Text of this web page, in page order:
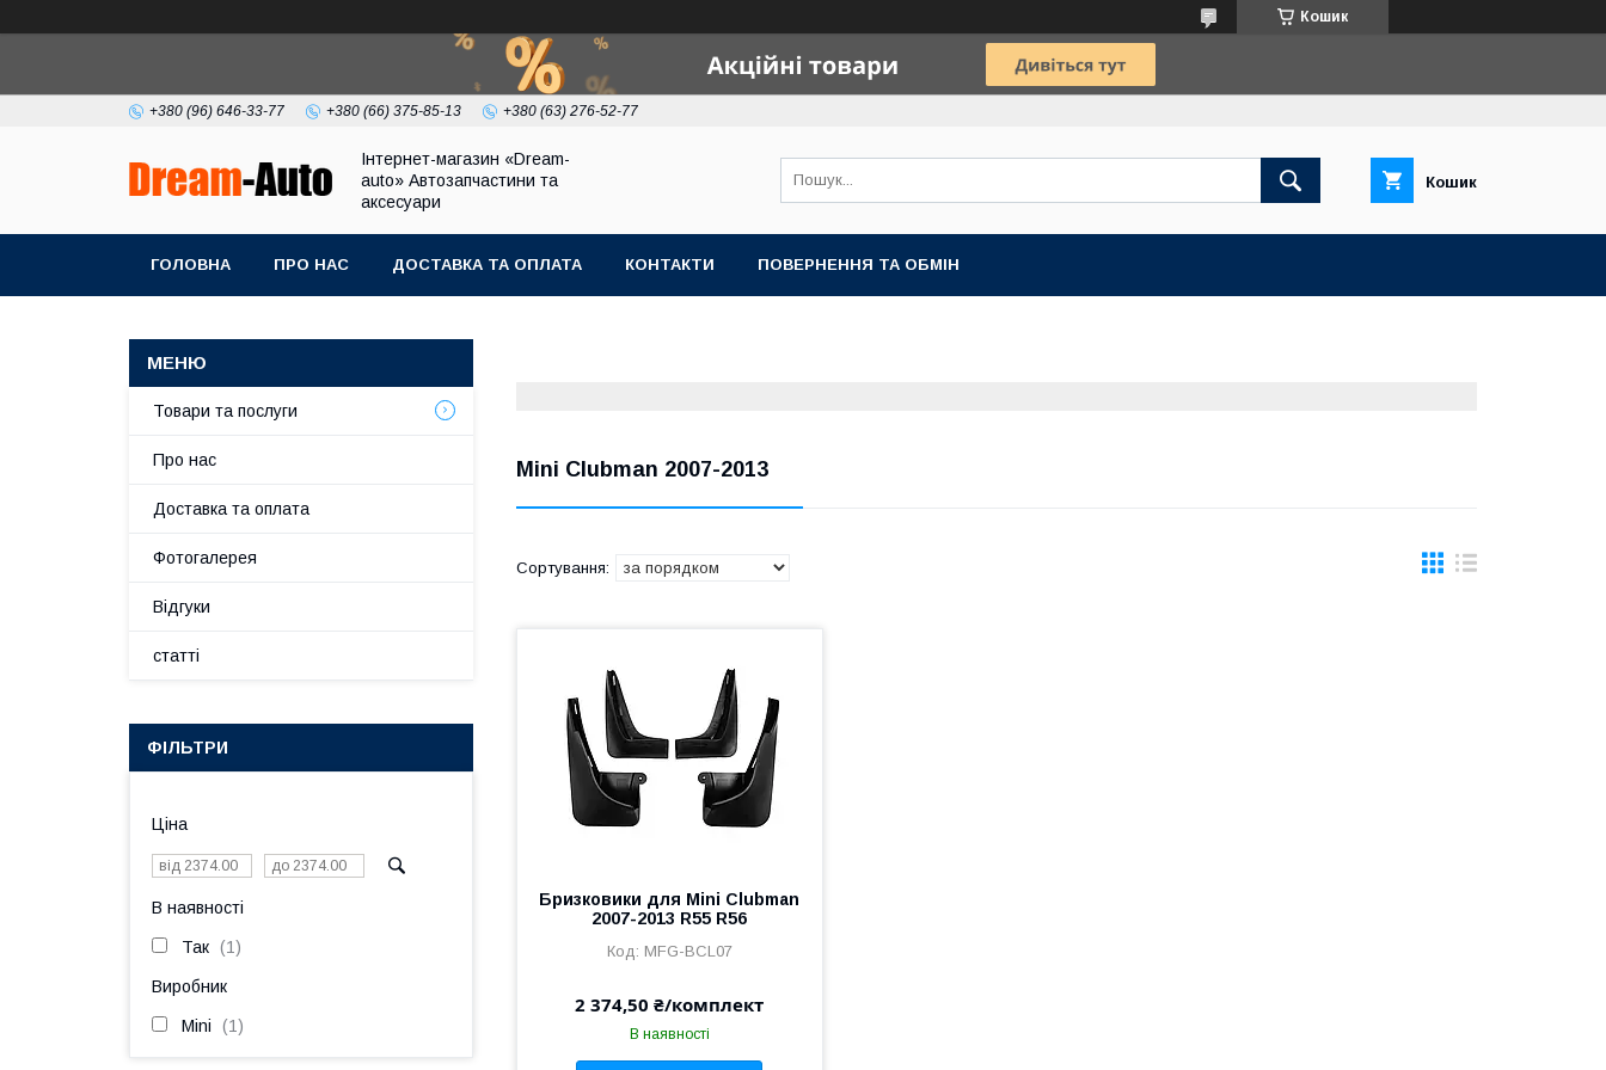
Кошик
+380 (96) 646-33-77 +380 (66) 375-85-13 +380 (63) 276-52-77
Інтернет-магазин «Dream-
auto» Автозапчастини та
аксесуари
Кошик
ГОЛОВНА ПРО НАС ДОСТАВКА ТА ОПЛАТА КОНТАКТИ ПОВЕРНЕННЯ ТА ОБМІН
Mini Clubman 2007-2013
Бризковики для Mini Clubman
2007-2013 R55 R56
MFG-BCL07
2 374,50 ₴/комплект
В наявності
Товари та послуги
Про нас
Доставка та оплата
Фотогалерея
Відгуки
статті
ФІЛЬТРИ
Ціна
В наявності
Так 1
Виробник
Mini 1